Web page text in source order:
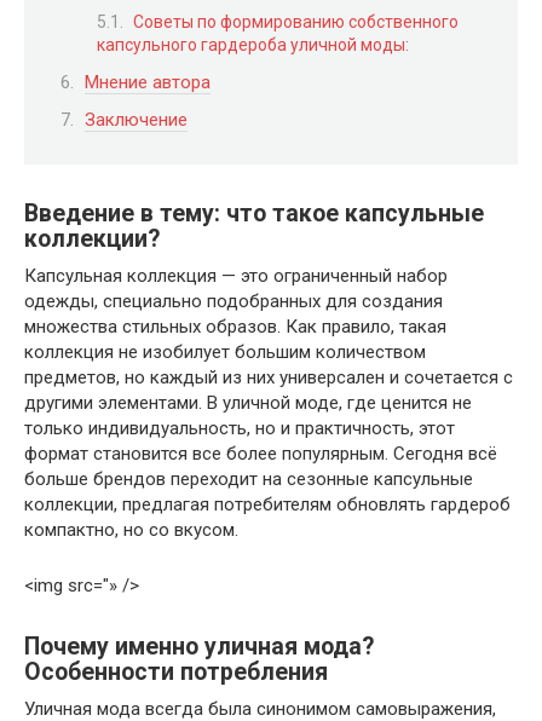
Советы по формированию собственного
капсульного гардероба уличной моды:
Мнение автора
Заключение
Введение в тему: что такое капсульные
коллекции?
Капсульная коллекция — это ограниченный набор
одежды, специально подобранных для создания
множества стильных образов. Как правило, такая
коллекция не изобилует большим количеством
предметов, но каждый из них универсален и сочетается с
другими элементами. В уличной моде, где ценится не
только индивидуальность, но и практичность, этот
формат становится все более популярным. Сегодня всё
больше брендов переходит на сезонные капсульные
коллекции, предлагая потребителям обновлять гардероб
компактно, но со вкусом.
<img src="» />
Почему именно уличная мода?
Особенности потребления
Уличная мода всегда была синонимом самовыражения,